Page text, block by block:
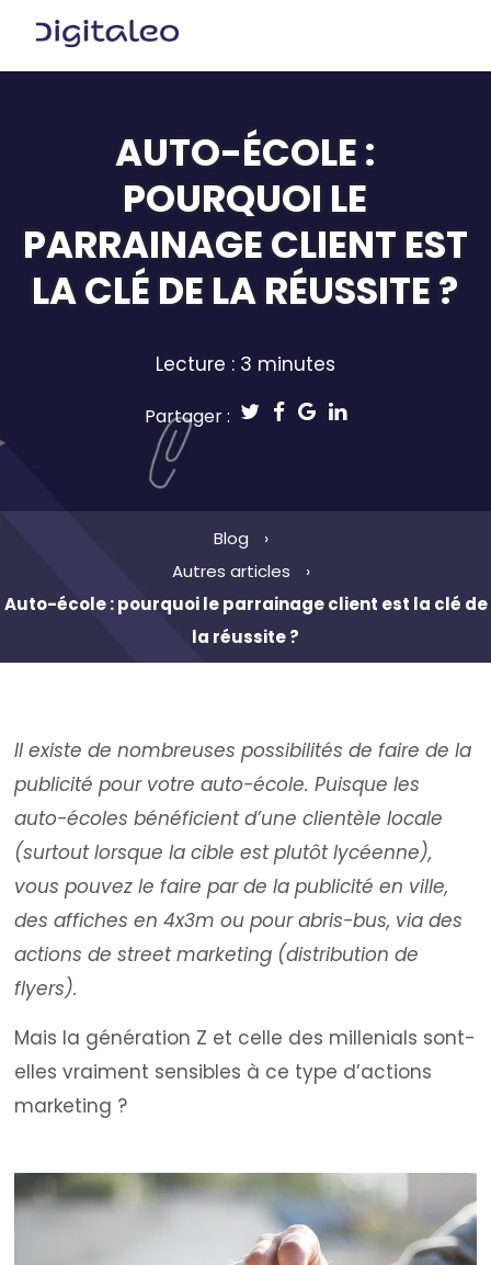
AUTO-ÉCOLE :
POURQUOI LE
PARRAINAGE CLIENT EST
LA CLÉ DE LA RÉUSSITE ?
Lecture : 3 minutes
Partager :
Blog
Autres articles
Auto-école : pourquoi le parrainage client est la clé de
la réussite ?
Il existe de nombreuses possibilités de faire de la
publicité pour votre auto-école. Puisque les
auto-écoles bénéficient d’une clientèle locale
(surtout lorsque la cible est plutôt lycéenne),
vous pouvez le faire par de la publicité en ville,
des affiches en 4x3m ou pour abris-bus, via des
actions de street marketing (distribution de
flyers).
Mais la génération Z et celle des millenials sont-
elles vraiment sensibles à ce type d’actions
marketing ?